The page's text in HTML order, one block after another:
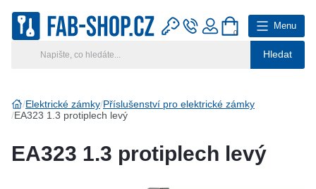
Hledat
0
Menu
Hlavní kategorie
Klíčové systémy
Elektrické zámky Příslušenství pro elektrické zámky
EA323 1.3 protiplech levý
EA323 1.3 protiplech levý